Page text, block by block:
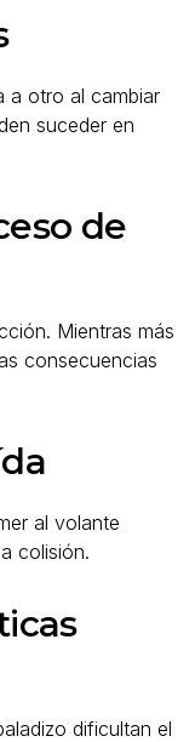
a otro al cambiar
suceder en
de
Mientras más
consecuencias
al volante
colisión.
dificultan el